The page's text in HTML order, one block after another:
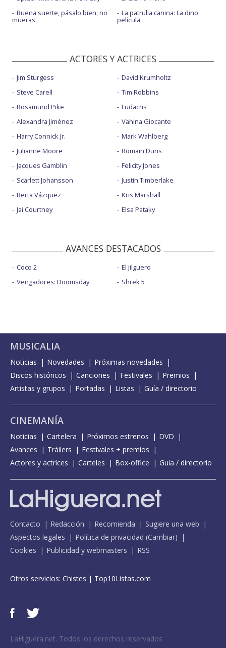
Buena suerte, pásalo bien, no
mueras
La patrulla canina: La dino
película
ACTORES Y ACTRICES
Jim Sturgess
Steve Carell
Rosamund Pike
Alexandra Jiménez
Harry Connick Jr.
Julianne Moore
Jacques Gamblin
Scarlett Johansson
Berta Vázquez
Jai Courtney
David Krumholtz
Tim Robbins
Ludacris
Vahina Giocante
Mark Wahlberg
Romain Duris
Felicity Jones
Justin Timberlake
Kris Marshall
Elsa Pataky
AVANCES DESTACADOS
Coco 2
Vengadores: Doomsday
El jilguero
Shrek 5
MUSICALIA
Noticias Novedades
Próximas novedades
Discos históricos
Canciones Festivales
Premios
Artistas y grupos
Portadas Listas Guía / directorio
CINEMANÍA
Noticias Cartelera Próximos estrenos
DVD
Avances
Tráilers
Festivales + premios
Actores y actrices
Carteles Box-office Guía / directorio
Contacto Redacción Recomienda
Sugiere una web
Aspectos legales
Política de privacidad (Cambiar)
Cookies
Publicidad y webmasters RSS
Otros servicios: Chistes | Top10Listas.com
LaHiguera.net. Todos los derechos reservados